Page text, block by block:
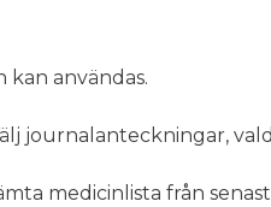
användas.
journalanteckningar,
medicinlista från